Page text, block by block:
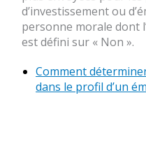
d’investissement ou
personne morale dont
est défini sur « Non ».
Comment
dans le profil d’un